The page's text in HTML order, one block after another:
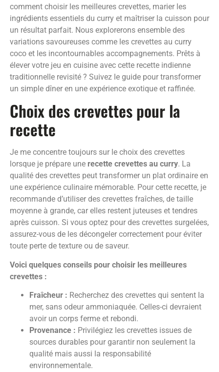
comment choisir les meilleures crevettes, marier les
ingrédients essentiels du curry et maîtriser la cuisson pour
un résultat parfait. Nous explorerons ensemble des
variations savoureuses comme les crevettes au curry
coco et les incontournables accompagnements. Prêts à
élever votre jeu en cuisine avec cette recette indienne
traditionnelle revisité ? Suivez le guide pour transformer
un simple dîner en une expérience exotique et raffinée.
Choix des crevettes pour la
recette
Je me concentre toujours sur le choix des crevettes
lorsque je prépare une recette crevettes au curry. La
qualité des crevettes peut transformer un plat ordinaire en
une expérience culinaire mémorable. Pour cette recette, je
recommande d’utiliser des crevettes fraîches, de taille
moyenne à grande, car elles restent juteuses et tendres
après cuisson. Si vous optez pour des crevettes surgelées,
assurez-vous de les décongeler correctement pour éviter
toute perte de texture ou de saveur.
Voici quelques conseils pour choisir les meilleures
crevettes :
Fraîcheur : Recherchez des crevettes qui sentent la
mer, sans odeur ammoniaquée. Celles-ci devraient
avoir un corps ferme et rebondi.
Provenance : Privilégiez les crevettes issues de
sources durables pour garantir non seulement la
qualité mais aussi la responsabilité
environnementale.